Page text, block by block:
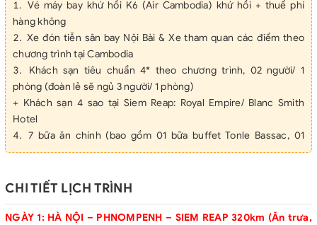
Vé máy bay khứ hồi K6 (Air Cambodia) khứ hồi + thuế phí
hàng không
Xe đón tiễn sân bay Nội Bài & Xe tham quan các điểm theo
chương trình tại Cambodia
Khách sạn tiêu chuẩn 4* theo chương trình, 02 người/ 1
phòng (đoàn lẻ sẽ ngủ 3 người/ 1 phòng)
+ Khách sạn 4 sao tại Siem Reap: Royal Empire/ Blanc Smith
Hotel
7 bữa ăn chính (bao gồm 01 bữa buffet Tonle Bassac, 01
buffet xem múa Apsara)
Các bữa ăn sáng theo tiêu chuẩn khách sạn
Vé tham quan vào cửa theo chương trình (vào cửa 1 lần đầu)
CHI TIẾT LỊCH TRÌNH
NGÀY 1: HÀ NỘI – PHNOMPENH – SIEM REAP 320km (Ăn trưa,